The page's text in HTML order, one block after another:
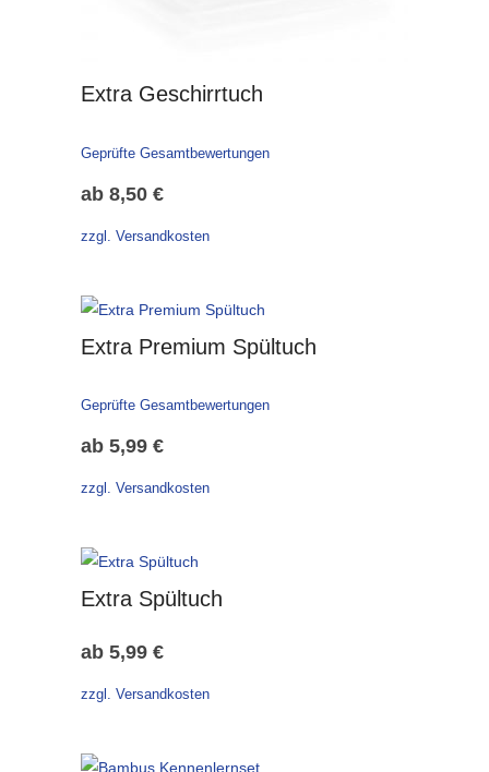
Extra Geschirrtuch
Geprüfte Gesamtbewertungen
ab 8,50 €
zzgl. Versandkosten
Extra Premium Spültuch
Geprüfte Gesamtbewertungen
ab 5,99 €
zzgl. Versandkosten
Extra Spültuch
ab 5,99 €
zzgl. Versandkosten